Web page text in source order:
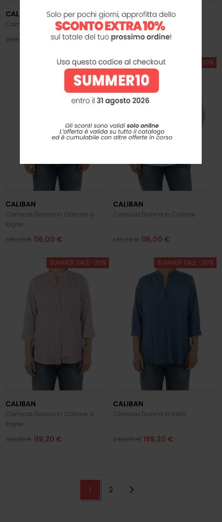
CALIBAN
Camicia Donna in Seta
249,00 €
199,20 €
CALIBAN
Camicia Donna in Seta
249,00 €199,20 €
SUMMER SALE -20%
CALIBAN
Camicia Donna in Cotone a
Righe
145,00 € 116,00 €
SUMMER SALE -20%
CALIBAN
Camicia Donna in Cotone
145,00 € 116,00 €
SUMMER SALE -20%
CALIBAN
Camicia Donna in Cotone a
Righe
149,00 € 119,20 €
SUMMER SALE -20%
CALIBAN
Camicia Donna in Seta
249,00 € 199,20 €
1 2